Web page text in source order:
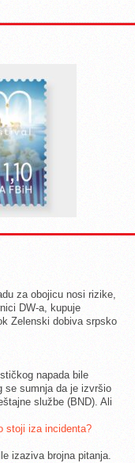
za obojicu nosi rizike,
DW-a, kupuje
Zelenski dobiva srpsko
napada bile
se sumnja da je izvršio
službe (BND). Ali
stoji iza incidenta?
izaziva brojna pitanja.